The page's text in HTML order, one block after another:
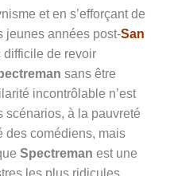
et en s’efforçant de
jeunes années post-San
difficile de revoir
sans être
incontrôlable n’est
scénarios, à la pauvreté
des comédiens, mais
Spectreman est une